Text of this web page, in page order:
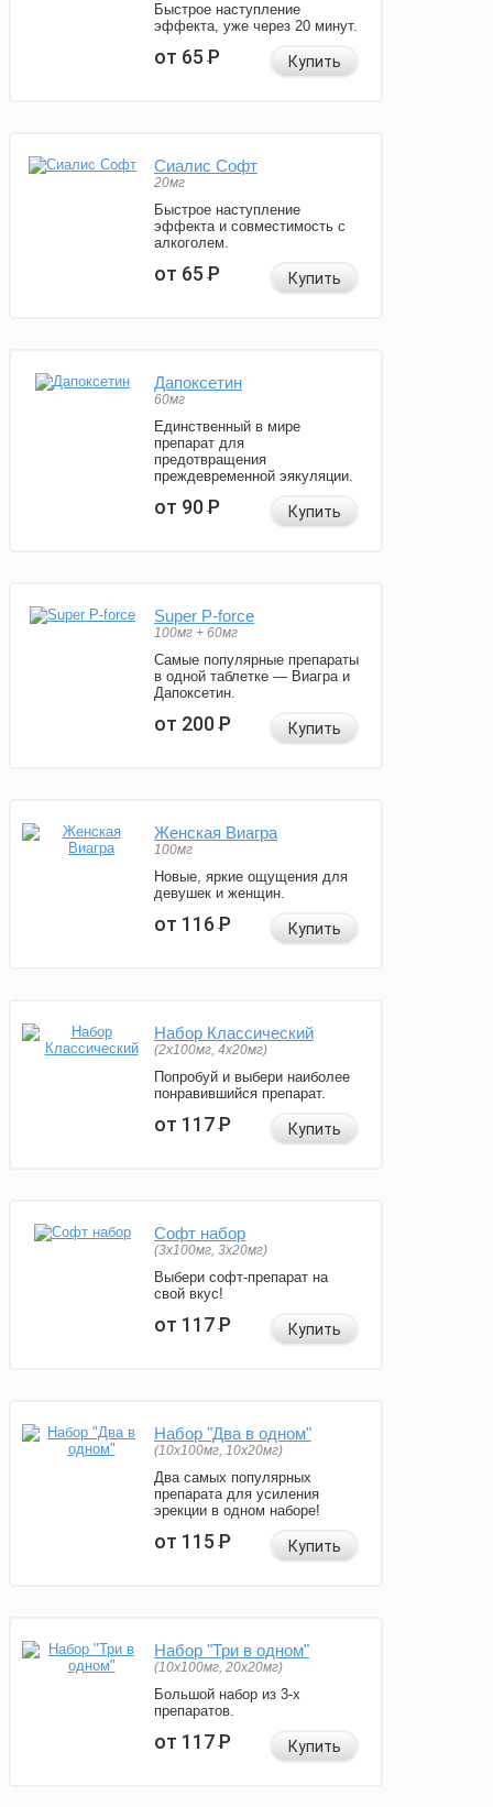
Быстрое наступление
эффекта, уже через 20 минут.
от 65Р Купить
Сиалис Софт
20мг
Быстрое наступление
эффекта и совместимость с
алкоголем.
от 65Р Купить
Дапоксетин
60мг
Единственный в мире
препарат для
предотвращения
преждевременной эякуляции.
от 90Р Купить
Super P-force
100мг + 60мг
Самые популярные препараты
в одной таблетке — Виагра и
Дапоксетин.
от 200Р Купить
Женская Виагра
100мг
Новые, яркие ощущения для
девушек и женщин.
от 116Р Купить
Набор Классический
(2x100мг, 4x20мг)
Попробуй и выбери наиболее
понравившийся препарат.
от 117Р Купить
Софт набор
(3x100мг, 3x20мг)
Выбери софт-препарат на
свой вкус!
от 117Р Купить
Набор "Два в одном"
(10x100мг, 10x20мг)
Два самых популярных
препарата для усиления
эрекции в одном наборе!
от 115Р Купить
Набор "Три в одном"
(10x100мг, 20x20мг)
Большой набор из 3-х
препаратов.
от 117Р Купить